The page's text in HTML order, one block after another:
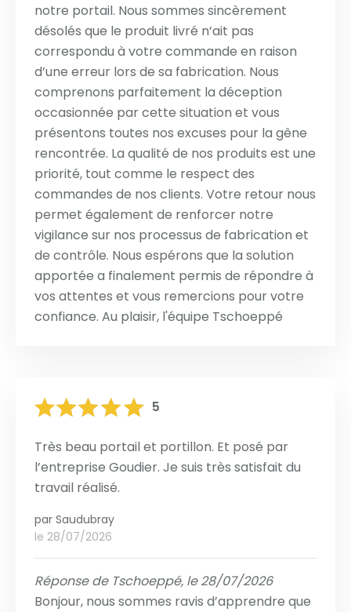
notre portail. Nous sommes sincèrement
désolés que le produit livré n’ait pas
correspondu à votre commande en raison
d’une erreur lors de sa fabrication. Nous
comprenons parfaitement la déception
occasionnée par cette situation et vous
présentons toutes nos excuses pour la gêne
rencontrée. La qualité de nos produits est une
priorité, tout comme le respect des
commandes de nos clients. Votre retour nous
permet également de renforcer notre
vigilance sur nos processus de fabrication et
de contrôle. Nous espérons que la solution
apportée a finalement permis de répondre à
vos attentes et vous remercions pour votre
confiance. Au plaisir, l'équipe Tschoeppé
5
Très beau portail et portillon. Et posé par
l’entreprise Goudier. Je suis très satisfait du
travail réalisé.
par Saudubray
le 28/07/2026
Réponse de Tschoeppé, le 28/07/2026
Bonjour, nous sommes ravis d’apprendre que